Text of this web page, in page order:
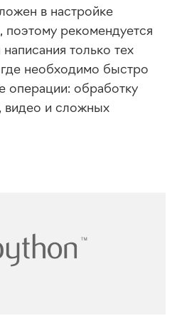
в настройке
рекомендуется
только тех
необходимо быстро
операции: обработку
видео и сложных